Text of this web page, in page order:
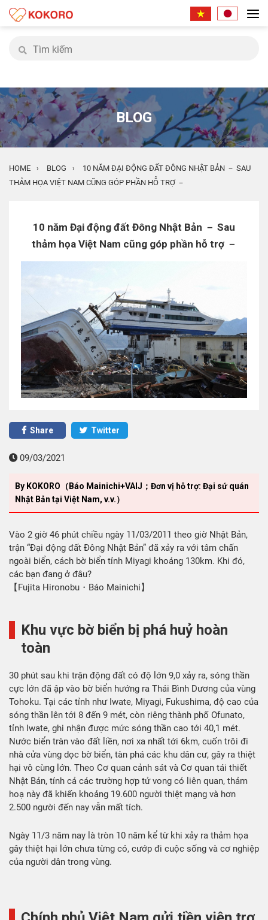
BLOG
HOME › BLOG ›
10 NĂM ĐẠI ĐỘNG ĐẤT ĐÔNG NHẬT BẢN － SAU
THẢM HỌA VIỆT NAM CŨNG GÓP PHẦN HỖ TRỢ －
10 năm Đại động đất Đông Nhật Bản － Sau
thảm họa Việt Nam cũng góp phần hỗ trợ －
Share Twitter
09/03/2021
By KOKORO（Báo Mainichi+VAIJ；Đơn vị hỗ trợ: Đại sứ quán
Nhật Bản tại Việt Nam, v.v.）
Vào 2 giờ 46 phút chiều ngày 11/03/2011 theo giờ Nhật Bản,
trận “Đại động đất Đông Nhật Bản” đã xảy ra với tâm chấn
ngoài biển, cách bờ biển tỉnh Miyagi khoảng 130km. Khi đó,
các bạn đang ở đâu?
【Fujita Hironobu・Báo Mainichi】
Khu vực bờ biển bị phá huỷ hoàn
toàn
30 phút sau khi trận động đất có độ lớn 9,0 xảy ra, sóng thần
cực lớn đã ập vào bờ biển hướng ra Thái Bình Dương của vùng
Tohoku. Tại các tỉnh như Iwate, Miyagi, Fukushima, độ cao của
sóng thần lên tới 8 đến 9 mét, còn riêng thành phố Ofunato,
tỉnh Iwate, ghi nhận được mức sóng thần cao tới 40,1 mét.
Nước biển tràn vào đất liền, nơi xa nhất tới 6km, cuốn trôi đi
nhà cửa vùng dọc bờ biển, tàn phá các khu dân cư, gây ra thiệt
hại vô cùng lớn. Theo Cơ quan cảnh sát và Cơ quan tái thiết
Nhật Bản, tính cả các trường hợp tử vong có liên quan, thảm
hoạ này đã khiến khoảng 19.600 người thiệt mạng và hơn
2.500 người đến nay vẫn mất tích.
Ngày 11/3 năm nay là tròn 10 năm kể từ khi xảy ra thảm họa
gây thiệt hại lớn chưa từng có, cướp đi cuộc sống và cơ nghiệp
của người dân trong vùng.